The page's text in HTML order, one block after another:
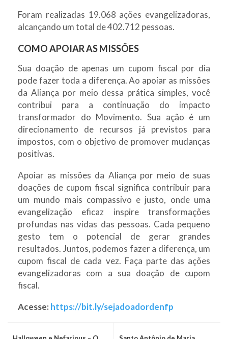
Foram realizadas 19.068 ações evangelizadoras,
alcançando um total de 402.712 pessoas.
COMO APOIAR AS MISSÕES
Sua doação de apenas um cupom fiscal por dia
pode fazer toda a diferença. Ao apoiar as missões
da Aliança por meio dessa prática simples, você
contribui para a continuação do impacto
transformador do Movimento. Sua ação é um
direcionamento de recursos já previstos para
impostos, com o objetivo de promover mudanças
positivas.
Apoiar as missões da Aliança por meio de suas
doações de cupom fiscal significa contribuir para
um mundo mais compassivo e justo, onde uma
evangelização eficaz inspire transformações
profundas nas vidas das pessoas. Cada pequeno
gesto tem o potencial de gerar grandes
resultados. Juntos, podemos fazer a diferença, um
cupom fiscal de cada vez. Faça parte das ações
evangelizadoras com a sua doação de cupom
fiscal.
Acesse: https://bit.ly/sejadoadordenfp